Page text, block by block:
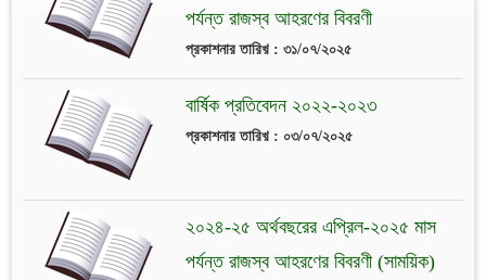
পর্যন্ত রাজস্ব আহরণের বিবরণী
প্রকাশনার তারিখ় : ৩১/০৭/২০২৫
বার্ষিক প্রতিবেদন ২০২২-২০২৩
প্রকাশনার তারিখ় : ০৩/০৭/২০২৫
২০২৪-২৫ অর্থবছরের এপ্রিল-২০২৫ মাস
পর্যন্ত রাজস্ব আহরণের বিবরণী (সাময়িক)